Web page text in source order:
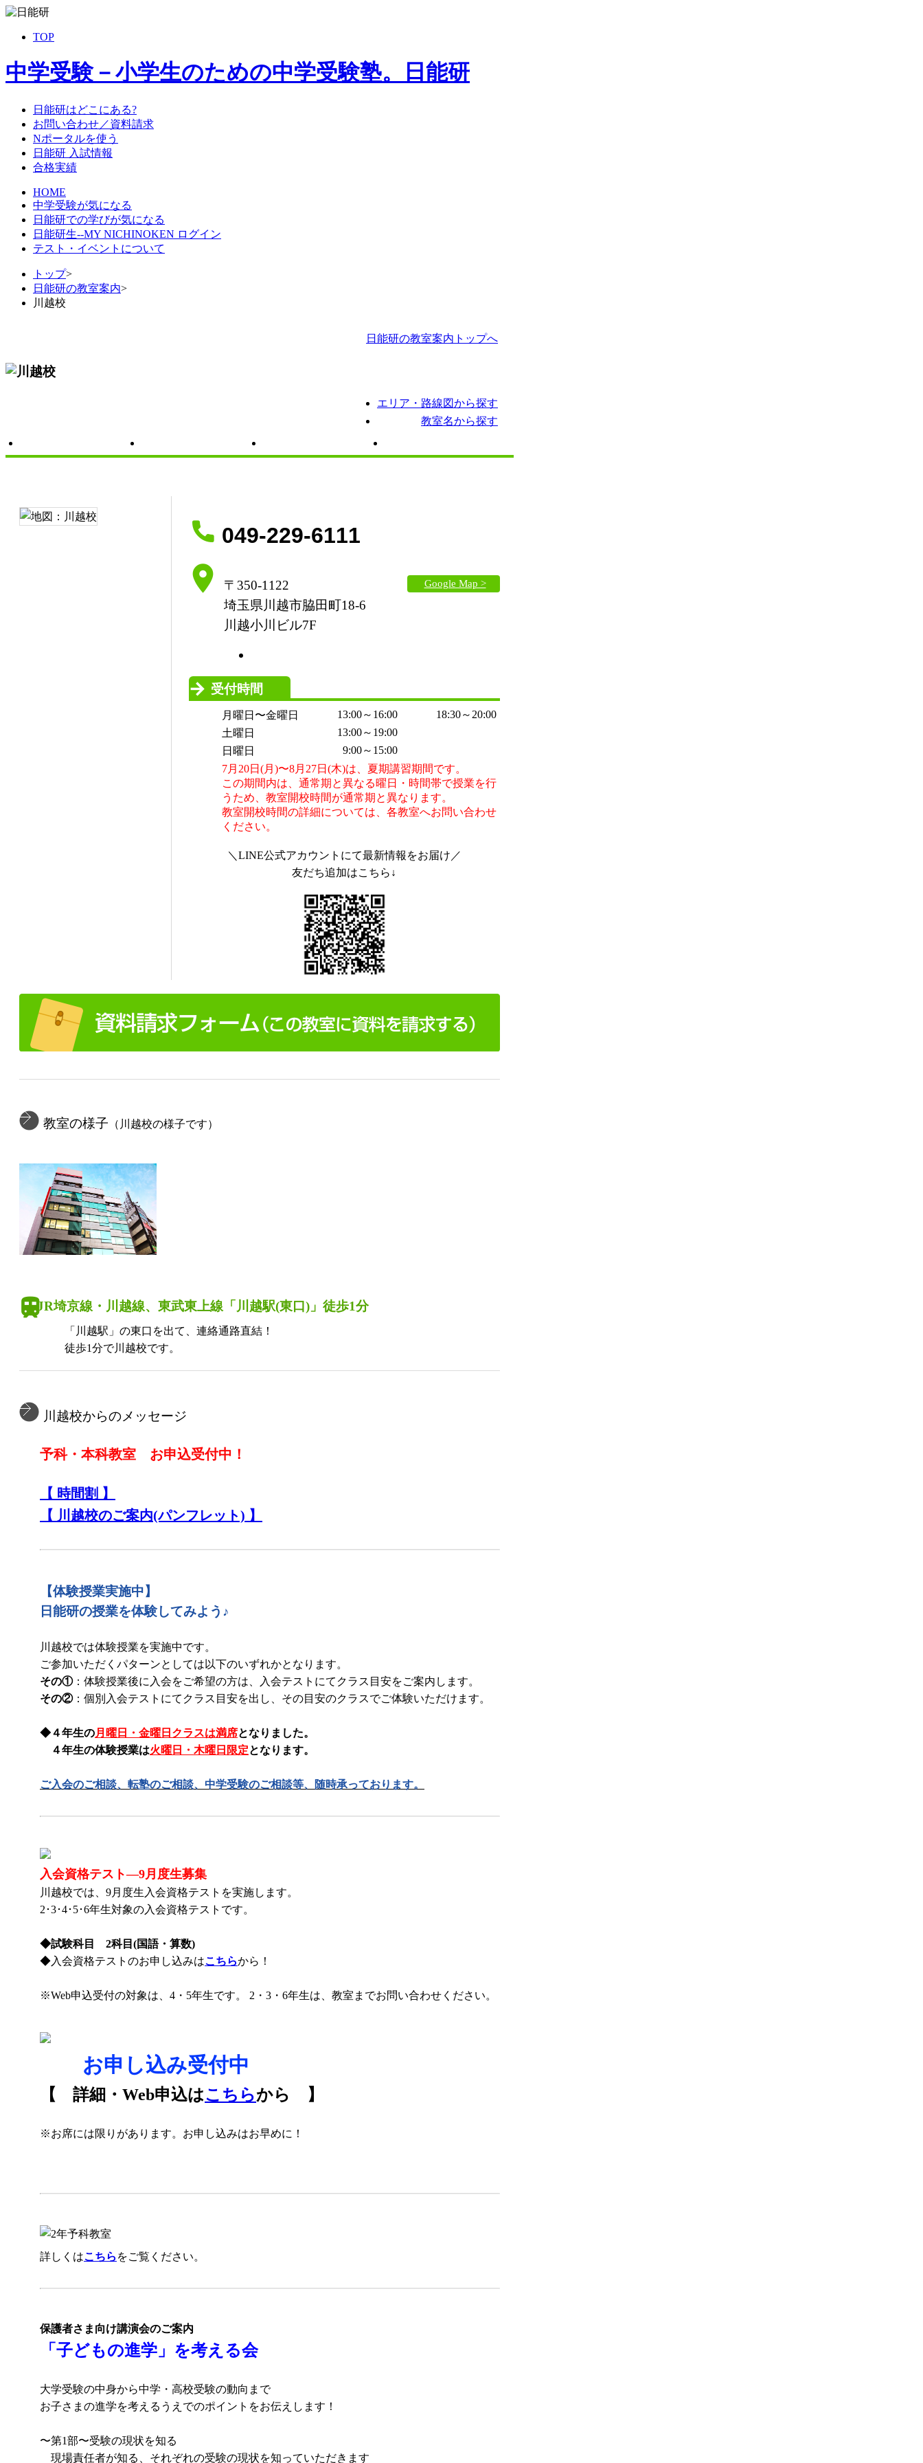
TOP
中学受験－小学生のための中学受験塾。日能研
日能研はどこにある?
お問い合わせ／資料請求
Nポータルを使う
日能研 入試情報
合格実績
HOME
中学受験が気になる
日能研での学びが気になる
日能研生--MY NICHINOKEN ログイン
テスト・イベントについて
トップ>
日能研の教室案内>
川越校
日能研の教室案内トップへ
エリア・路線図から探す
教室名から探す
049-229-6111
〒350-1122
埼玉県川越市脇田町18-6
川越小川ビル7F
Google Map >
受付時間
月曜日〜金曜日 13:00～16:00
18:30～20:00
土曜日
13:00～19:00
日曜日
9:00～15:00
7月20日(月)〜8月27日(木)は、夏期講習期間です。
この期間内は、通常期と異なる曜日・時間帯で授業を行
うため、教室開校時間が通常期と異なります。
教室開校時間の詳細については、各教室へお問い合わせ
ください。
＼LINE公式アカウントにて最新情報をお届け／
友だち追加はこちら↓
教室の様子 （川越校の様子です）
JR埼京線・川越線、東武東上線「川越駅(東口)」徒歩1分
「川越駅」の東口を出て、連絡通路直結！
徒歩1分で川越校です。
川越校からのメッセージ
予科・本科教室 お申込受付中！
【 時間割 】
【 川越校のご案内(パンフレット) 】
【体験授業実施中】
日能研の授業を体験してみよう♪
川越校では体験授業を実施中です。
ご参加いただくパターンとしては以下のいずれかとなります。
その①：体験授業後に入会をご希望の方は、入会テストにてクラス目安をご案内します。
その②：個別入会テストにてクラス目安を出し、その目安のクラスでご体験いただけます。
◆４年生の月曜日・金曜日クラスは満席となりました。
４年生の体験授業は火曜日・木曜日限定となります。
ご入会のご相談、転塾のご相談、中学受験のご相談等、随時承っております。
入会資格テスト―9月度生募集
川越校では、9月度生入会資格テストを実施します。
2･3･4･5･6年生対象の入会資格テストです。
◆試験科目 2科目(国語・算数)
◆入会資格テストのお申し込みはこちらから！
※Web申込受付の対象は、4・5年生です。 2・3・6年生は、教室までお問い合わせください。
お申し込み受付中
【 詳細・Web申込はこちらから 】
※お席には限りがあります。お申し込みはお早めに！
詳しくはこちら をご覧ください。
保護者さま向け講演会のご案内
「子どもの進学」を考える会
大学受験の中身から中学・高校受験の動向まで
お子さまの進学を考えるうえでのポイントをお伝えします！
〜第1部〜受験の現状を知る
現場責任者が知る、それぞれの受験の現状を知っていただきます